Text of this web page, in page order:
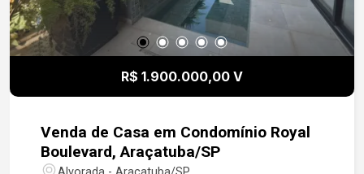
R$ 1.900.000,00 V
Venda de Casa em Condomínio Royal
Boulevard, Araçatuba/SP